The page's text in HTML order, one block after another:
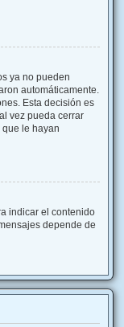
ya no pueden
automáticamente.
Esta decisión es
vez pueda cerrar
le hayan
indicar el contenido
depende de